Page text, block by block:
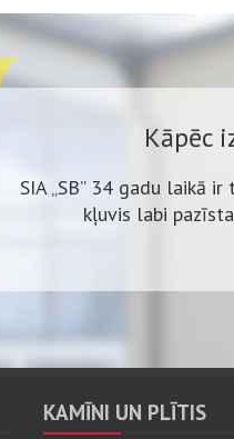
Kāpēc
SIA „SB” 34 gadu laikā
kļuvis labi
Plašs klāsts,
KAMĪNI UN PLĪTIS